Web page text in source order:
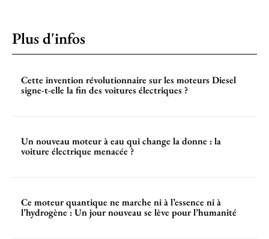
Plus d'infos
Cette invention révolutionnaire sur les moteurs Diesel
signe-t-elle la fin des voitures électriques ?
Un nouveau moteur à eau qui change la donne : la
voiture électrique menacée ?
Ce moteur quantique ne marche ni à l’essence ni à
l’hydrogène : Un jour nouveau se lève pour l’humanité